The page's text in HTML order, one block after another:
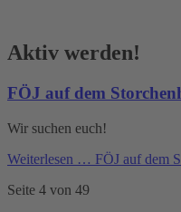
Aktiv werden!
FÖJ auf dem
Wir suchen euch!
Weiterlesen … FÖJ auf dem
Seite 4 von 49